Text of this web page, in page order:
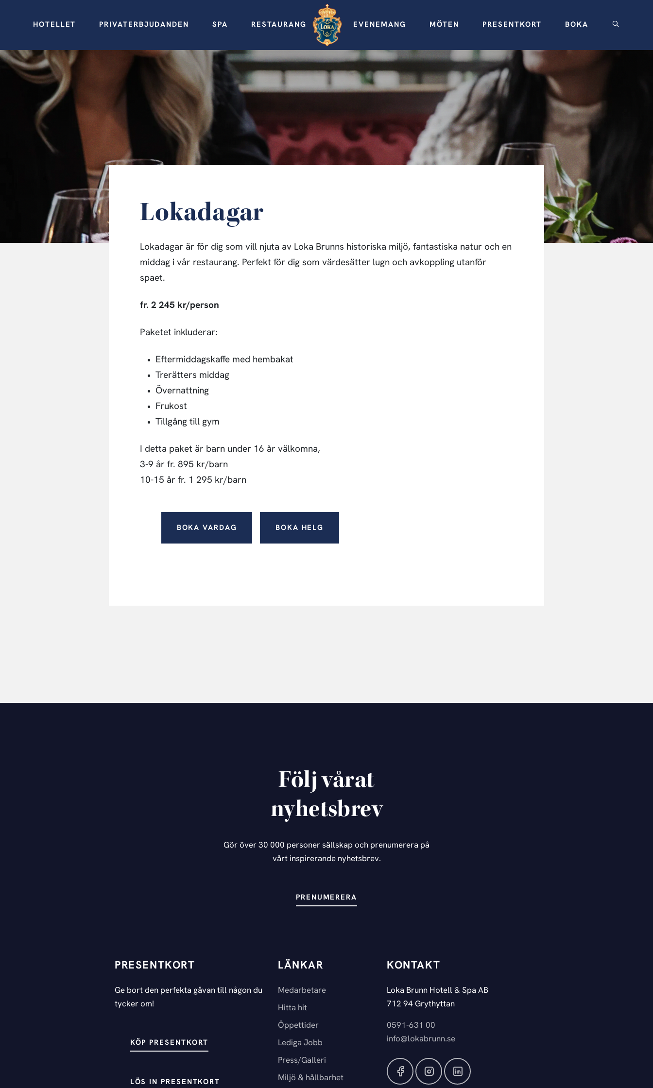
HOTELLET PRIVATERBJUDANDEN SPA RESTAURANG EVENEMANG MÖTEN PRESENTKORT BOKA
Lokadagar
Lokadagar är för dig som vill njuta av Loka Brunns historiska miljö, fantastiska natur och en
middag i vår restaurang. Perfekt för dig som värdesätter lugn och avkoppling utanför
spaet.
fr. 2 245 kr/person
Paketet inkluderar:
Eftermiddagskaffe med hembakat
Trerätters middag
Övernattning
Frukost
Tillgång till gym
I detta paket är barn under 16 år välkomna,
3-9 år fr. 895 kr/barn
10-15 år fr. 1 295 kr/barn
BOKA VARDAG BOKA HELG
Följ vårat
nyhetsbrev
Gör över 30 000 personer sällskap och prenumerera på
vårt inspirerande nyhetsbrev.
PRENUMERERA
PRESENTKORT
Ge bort den perfekta gåvan till någon du
tycker om!
KÖP PRESENTKORT
LÖS IN PRESENTKORT
LÄNKAR
Medarbetare
Hitta hit
Öppettider
Lediga Jobb
Press/Galleri
Miljö & hållbarhet
KONTAKT
Loka Brunn Hotell & Spa AB
712 94 Grythyttan
0591-631 00
info@lokabrunn.se